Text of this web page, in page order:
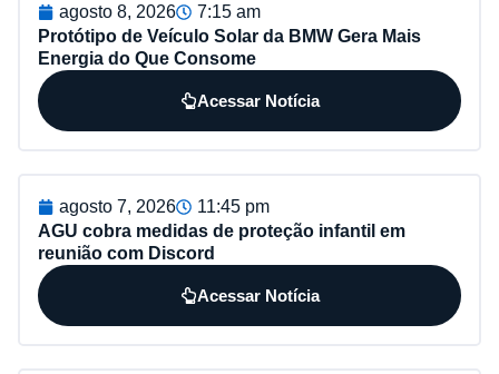
agosto 8, 2026
7:15 am
Protótipo de Veículo Solar da BMW Gera Mais
Energia do Que Consome
Acessar Notícia
agosto 7, 2026
11:45 pm
AGU cobra medidas de proteção infantil em
reunião com Discord
Acessar Notícia